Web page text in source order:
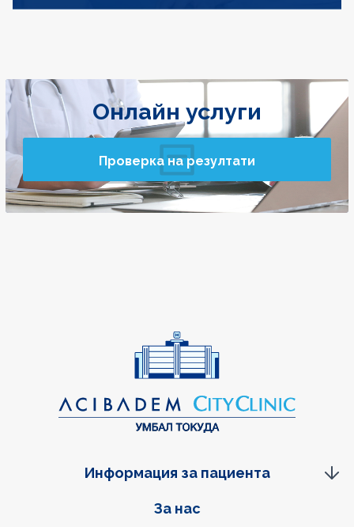
Онлайн услуги
Проверка на резултати
Фуутер навигация
За нас
Информация за пациента